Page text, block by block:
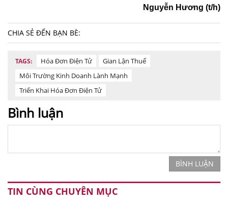
Nguyễn Hương (t/h)
CHIA SẺ ĐẾN BẠN BÈ:
TAGS: Hóa Đơn Điện Tử
Gian Lận Thuế
Môi Trường Kinh Doanh Lành Mạnh
Triển Khai Hóa Đơn Điện Tử
Bình luận
BÌNH LUẬN
TIN CÙNG CHUYÊN MỤC